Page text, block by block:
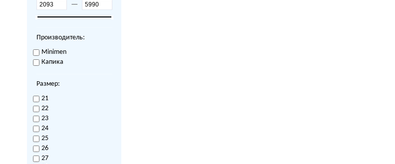
—
Производитель:
Minimen
Капика
Размер:
21
22
23
24
25
26
27